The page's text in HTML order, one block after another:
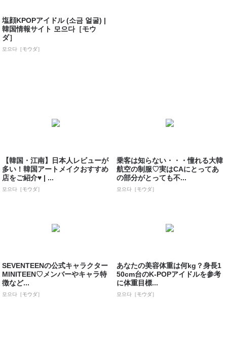
塩顔KPOPアイドル (소금 얼굴) |
韓国情報サイト 모으다［モウ
ダ］
모으다［モウダ］
【韓国・江南】日本人レビューが
多い！韓国アートメイクおすすめ
店をご紹介♥ | ...
모으다［モウダ］
乗客は知らない・・・憧れる大韓
航空の制服♡実はCAにとってあ
の部分がとっても不...
모으다［モウダ］
SEVENTEENの公式キャラクター
MINITEEN♡メンバーやキャラ特
徴など...
모으다［モウダ］
あなたの美容体重は何kg？身長1
50cm台のK-POPアイドルを参考
に体重目標...
모으다［モウダ］